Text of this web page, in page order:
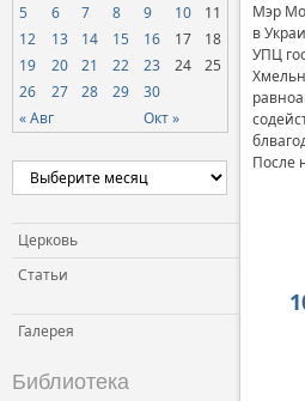
« Авг Окт »
5
6 7 8 9 10
11
12
13 14 15 16 17
18
19
20 21 22 23 24
25
26
27 28 29 30
Церковь
Статьи
Галерея
Библиотека
Мэр
в
УПЦ
После